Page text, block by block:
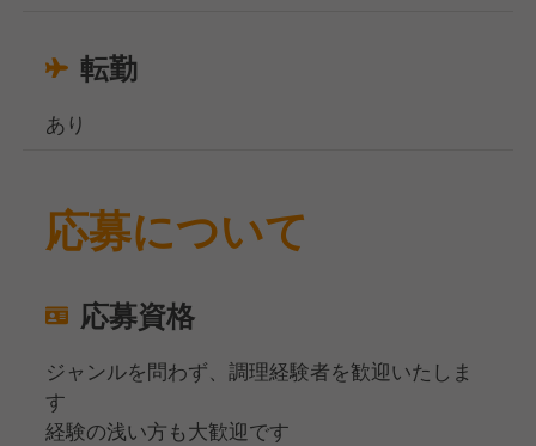
転勤
あり
応募について
応募資格
ジャンルを問わず、調理経験者を歓迎いたしま
す
経験の浅い方も大歓迎です